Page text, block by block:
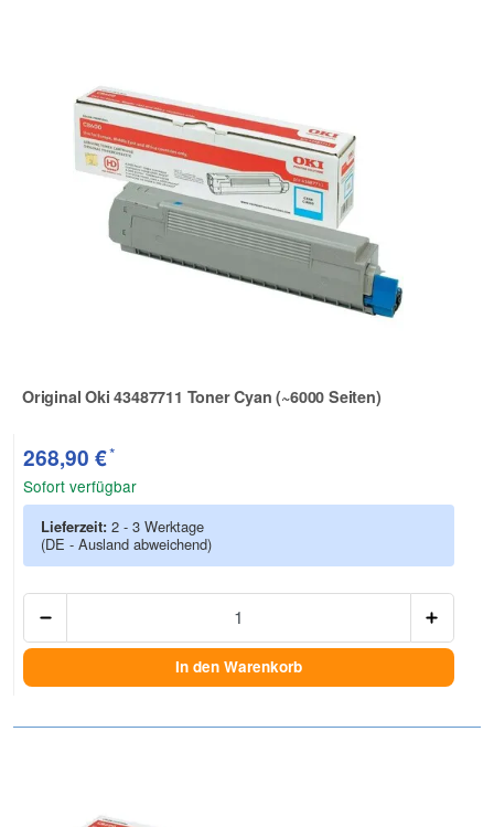
Original Oki 43487711 Toner Cyan (~6000 Seiten)
Zur Artikelbewertung
268,90 €*
Sofort verfügbar
Lieferzeit: 2 - 3 Werktage
(DE - Ausland abweichend)
In den Warenkorb